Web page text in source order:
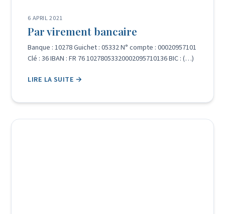
6 APRIL 2021
Par virement bancaire
Banque : 10278 Guichet : 05332 N° compte : 00020957101
Clé : 36 IBAN : FR 76 10278053320002095710136 BIC : (…)
LIRE LA SUITE →